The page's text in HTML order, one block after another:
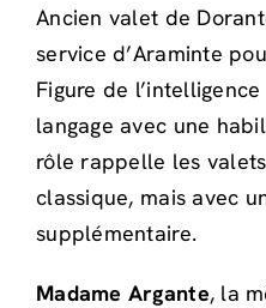
Ancien valet de
service d’Araminte
Figure de
langage avec une
rôle rappelle les
classique, mais avec
supplémentaire.
Madame Argante, la